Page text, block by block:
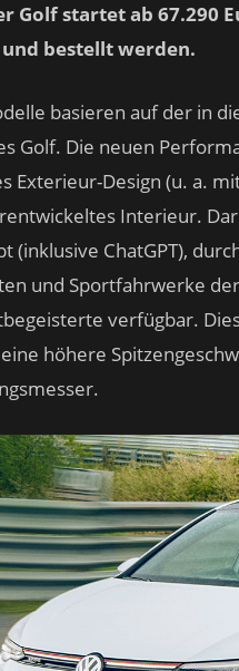
Golf startet ab 67.290
bestellt werden.
basieren auf der in
Golf. Die neuen
Exterieur-Design (u. a.
Interieur.
(inklusive ChatGPT),
und Sportfahrwerke
verfügbar.
höhere